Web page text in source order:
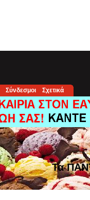
Σύνδεσμοι Σχετικά
Τα